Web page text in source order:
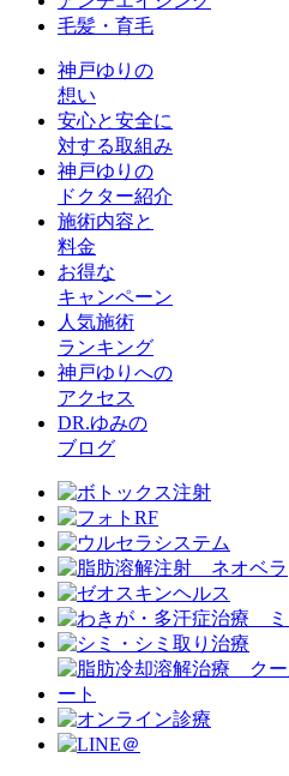
毛髪・育毛
神戸ゆりの
想い
安心と安全に
対する取組み
神戸ゆりの
ドクター紹介
施術内容と
料金
お得な
キャンペーン
人気施術
ランキング
神戸ゆりへの
アクセス
DR.ゆみの
ブログ